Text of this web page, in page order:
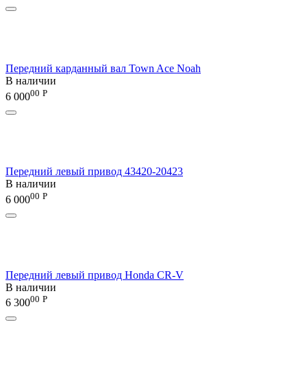
Передний карданный вал Town Ace Noah
В наличии
6 00000 Р
Передний левый привод 43420-20423
В наличии
6 00000 Р
Передний левый привод Honda CR-V
В наличии
6 30000 Р